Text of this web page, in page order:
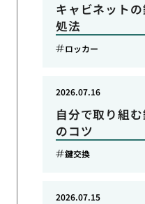
キャビネット
処法
ロッカー
自分で取り組
のコツ
2026.07.16
鍵交換
2026.07.15